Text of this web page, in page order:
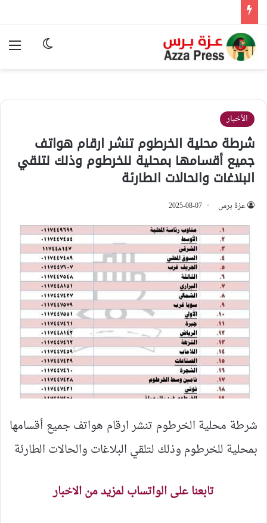
الوضع
الأخبار
شرطة محلية الخرطوم تنشر ارقام هواتف
جميع أقسامها بمحلية للخرطوم وذلك لتلقي
البلاغات والحالات الطارئة
عزة برس 2025-08-07
شرطة محلية الخرطوم تنشر ارقام هواتف جميع أقسامها
بمحلية للخرطوم وذلك لتلقي البلاغات والحالات الطارئة
تابعنا على الواتساب لمزيد من الاخبار